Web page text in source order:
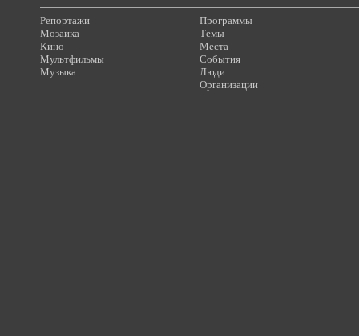
Репортажи
Мозаика
Кино
Мультфильмы
Музыка
Программы
Темы
Места
События
Люди
Организации